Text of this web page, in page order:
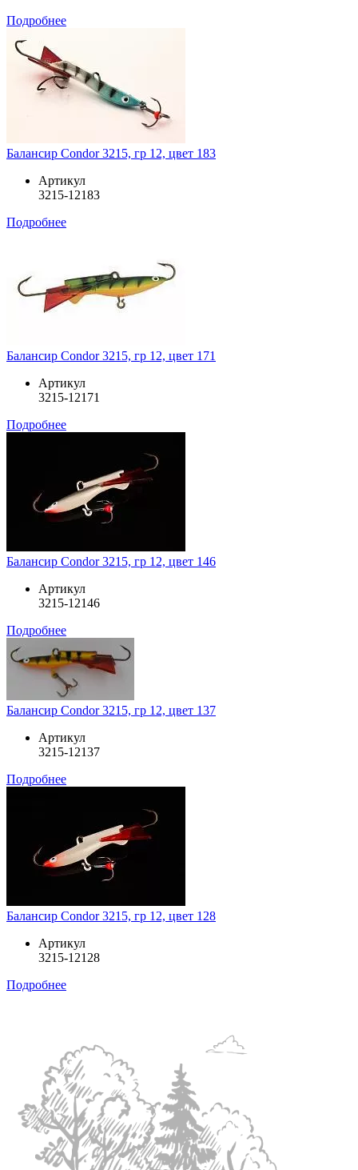
Подробнее
Балансир Condor 3215, гр 12, цвет 183
Артикул
3215-12183
Подробнее
Балансир Condor 3215, гр 12, цвет 171
Артикул
3215-12171
Подробнее
Балансир Condor 3215, гр 12, цвет 146
Артикул
3215-12146
Подробнее
Балансир Condor 3215, гр 12, цвет 137
Артикул
3215-12137
Подробнее
Балансир Condor 3215, гр 12, цвет 128
Артикул
3215-12128
Подробнее